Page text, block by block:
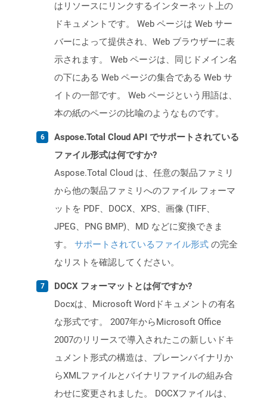
はリソースにリンクするインターネット上の
ドキュメントです。 Web ページは Web サー
バーによって提供され、Web ブラウザーに表
示されます。 Web ページは、同じドメイン名
の下にある Web ページの集合である Web サ
イトの一部です。 Web ページという用語は、
本の紙のページの比喩のようなものです。
Aspose.Total Cloud API でサポートされている
ファイル形式は何ですか?
Aspose.Total Cloud は、任意の製品ファミリ
から他の製品ファミリへのファイル フォーマ
ットを PDF、DOCX、XPS、画像 (TIFF、
JPEG、PNG BMP)、MD などに変換できま
す。 サポートされているファイル形式 の完全
なリストを確認してください。
DOCX フォーマットとは何ですか?
Docxは、Microsoft Wordドキュメントの有名
な形式です。 2007年からMicrosoft Office
2007のリリースで導入されたこの新しいドキ
ュメント形式の構造は、プレーンバイナリか
らXMLファイルとバイナリファイルの組み合
わせに変更されました。 DOCXファイルは、